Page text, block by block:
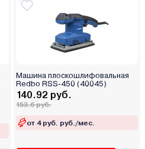
Машина плоскошлифовальная
Redbo RSS-450 (40045)
140.92 руб.
153.6 руб.
от 4 руб. руб./мес.